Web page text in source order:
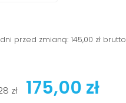
przed zmianą: 145,00 zł brutto
zł 175,00 zł